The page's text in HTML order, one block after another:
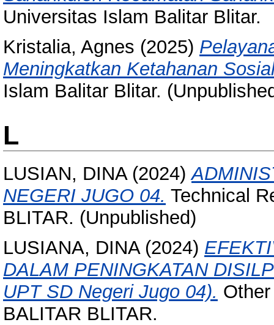
Universitas Islam Balitar Blitar.
Kristalia, Agnes (2025)
Meningkatkan Ketahanan
Islam Balitar Blitar.
L
LUSIAN, DINA(2024)
NEGERI JUGO 04. Technical
BLITAR. (Unpublished)
LUSIANA, DINA(2024)
DALAM PENINGKATAN
UPT SD Negeri Jugo 04).
BALITAR BLITAR.